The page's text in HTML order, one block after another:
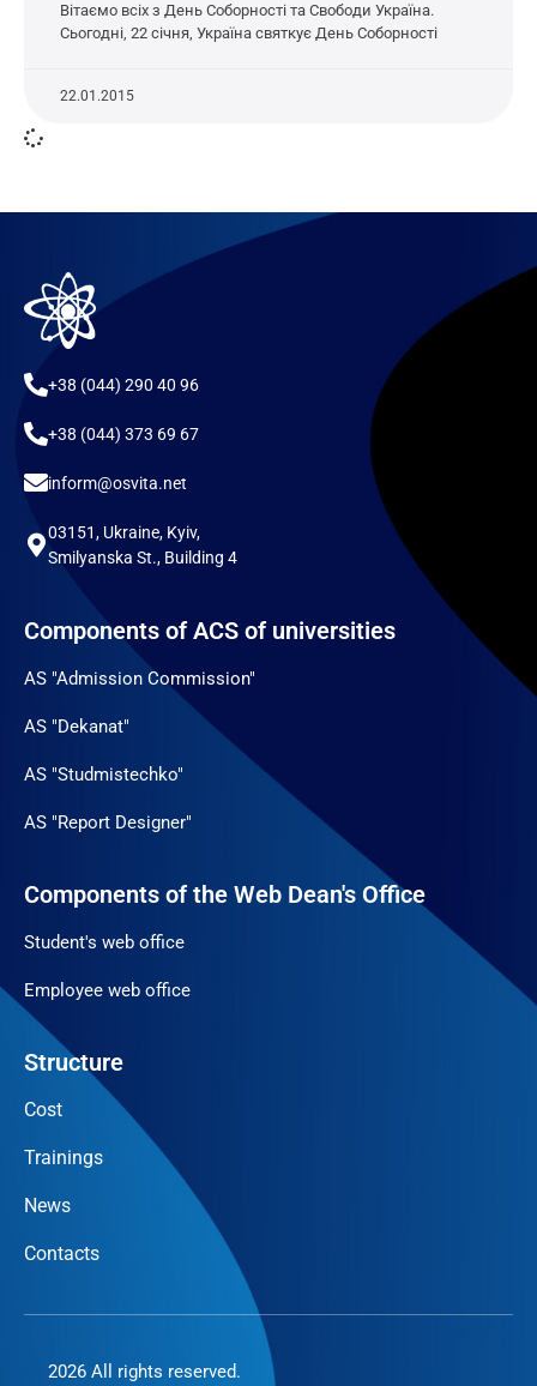
Вітаємо всіх з День Соборності та Свободи Україна.
Сьогодні, 22 січня, Україна святкує День Соборності
22.01.2015
+38 (044) 290 40 96
+38 (044) 373 69 67
inform@osvita.net
03151, Ukraine, Kyiv,
Smilyanska St., Building 4
Components of ACS of universities
AS "Admission Commission"
AS "Dekanat"
AS "Studmistechko"
AS "Report Designer"
Components of the Web Dean's Office
Student's web office
Employee web office
Structure
Cost
Trainings
News
Contacts
2026 All rights reserved.